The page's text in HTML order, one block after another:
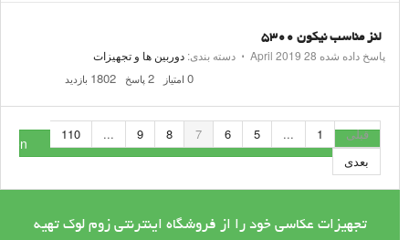
لنز مناسب نیکون ۵۳۰۰
پاسخ داده شده 28 April 2019
⋅ دسته بندی: دوربین ها و تجهیزات
1802 بازدید 2 پاسخ 0 امتیاز
قبلی 1
...
5
6
7
8
9
...
110
بعدی
تجهیزات عکاسی خود را از فروشگاه اینترنتی زوم لوک تهیه